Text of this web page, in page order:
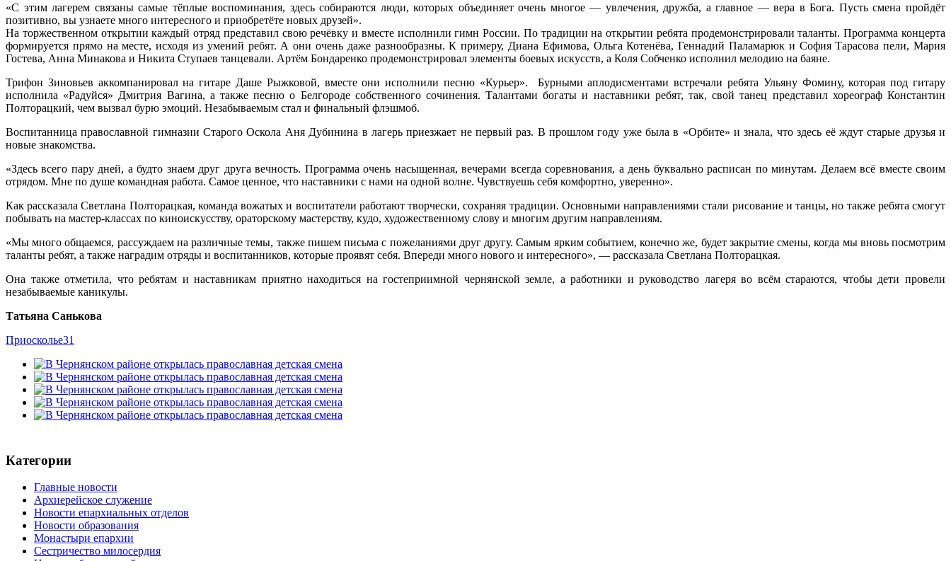
«С этим лагерем связаны самые тёплые воспоминания, здесь собираются люди, которых объединяет очень многое — увлечения, дружба, а главное — вера в Бога. Пусть смена пройдёт
позитивно, вы узнаете много интересного и приобретёте новых друзей».
На торжественном открытии каждый отряд представил свою речёвку и вместе исполнили гимн России. По традиции на открытии ребята продемонстрировали таланты. Программа концерта
формируется прямо на месте, исходя из умений ребят. А они очень даже разнообразны. К примеру, Диана Ефимова, Ольга Котенёва, Геннадий Паламарюк и София Тарасова пели, Мария
Гостева, Анна Минакова и Никита Ступаев танцевали. Артём Бондаренко продемонстрировал элементы боевых искусств, а Коля Собченко исполнил мелодию на баяне.
Трифон Зиновьев аккомпанировал на гитаре Даше Рыжковой, вместе они исполнили песню «Курьер». Бурными аплодисментами встречали ребята Ульяну Фомину, которая под гитару
исполнила «Радуйся» Дмитрия Вагина, а также песню о Белгороде собственного сочинения. Талантами богаты и наставники ребят, так, свой танец представил хореограф Константин
Полторацкий, чем вызвал бурю эмоций. Незабываемым стал и финальный флэшмоб.
Воспитанница православной гимназии Старого Оскола Аня Дубинина в лагерь приезжает не первый раз. В прошлом году уже была в «Орбите» и знала, что здесь её ждут старые друзья и
новые знакомства.
«Здесь всего пару дней, а будто знаем друг друга вечность. Программа очень насыщенная, вечерами всегда соревнования, а день буквально расписан по минутам. Делаем всё вместе своим
отрядом. Мне по душе командная работа. Самое ценное, что наставники с нами на одной волне. Чувствуешь себя комфортно, уверенно».
Как рассказала Светлана Полторацкая, команда вожатых и воспитатели работают творчески, сохраняя традиции. Основными направлениями стали рисование и танцы, но также ребята смогут
побывать на мастер-классах по киноискусству, ораторскому мастерству, кудо, художественному слову и многим другим направлениям.
«Мы много общаемся, рассуждаем на различные темы, также пишем письма с пожеланиями друг другу. Самым ярким событием, конечно же, будет закрытие смены, когда мы вновь посмотрим
таланты ребят, а также наградим отряды и воспитанников, которые проявят себя. Впереди много нового и интересного», — рассказала Светлана Полторацкая.
Она также отметила, что ребятам и наставникам приятно находиться на гостеприимной чернянской земле, а работники и руководство лагеря во всём стараются, чтобы дети провели
незабываемые каникулы.
Татьяна Санькова
Приосколье31
Категории
Главные новости
Архиерейское служение
Новости епархиальных отделов
Новости образования
Монастыри епархии
Сестричество милосердия